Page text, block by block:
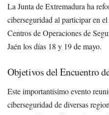
La Junta de Extremadura ha
ciberseguridad al participar en
Centros de Operaciones de
Jaén los días 18 y 19 de mayo.
Objetivos del Encuentro
Este importantísimo evento
ciberseguridad de diversas